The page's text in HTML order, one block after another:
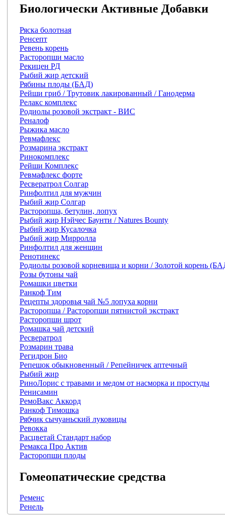
Биологически Активные Добавки
Ряска болотная
Ренсепт
Ревень корень
Расторопши масло
Рекицен РД
Рыбий жир детский
Рябины плоды (БАД)
Рейши гриб / Трутовик лакированный / Ганодерма
Релакс комплекс
Родиолы розовой экстракт - ВИС
Реналоф
Рыжика масло
Ревмафлекс
Розмарина экстракт
Ринокомплекс
Рейши Комплекс
Ревмафлекс форте
Ресвератрол Солгар
Ринфолтил для мужчин
Рыбий жир Солгар
Расторопша, бетулин, лопух
Рыбий жир Нэйчес Баунти / Natures Bounty
Рыбий жир Кусалочка
Рыбий жир Мирролла
Ринфолтил для женщин
Ренотинекс
Родиолы розовой корневища и корни / Золотой корень
Розы бутоны чай
Ромашки цветки
Ранкоф Тим
Рецепты здоровья чай №5 лопуха корни
Расторопша / Расторопши пятнистой экстракт
Расторопши шрот
Ромашка чай детский
Ресвератрол
Розмарин трава
Регидрон Био
Репешок обыкновенный / Репейничек аптечный
Рыбий жир
РиноЛорис с травами и медом от насморка и простуды
Ренисамин
РемоВакс Аккорд
Ранкоф Тимошка
Рябчик сычуаньский луковицы
Ревокка
Расцветай Стандарт набор
Ремакса Про Актив
Расторопши плоды
Гомеопатические средства
Ременс
Ренель